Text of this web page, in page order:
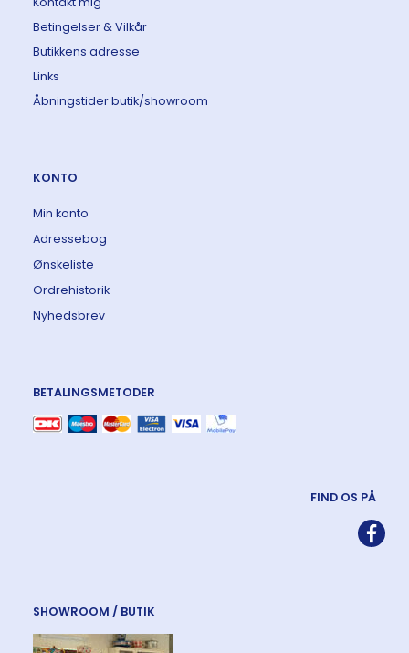
Betingelser & Vilkår
Butikkens adresse
Links
Åbningstider butik/showroom
KONTO
Min konto
Adressebog
Ønskeliste
Ordrehistorik
Nyhedsbrev
BETALINGSMETODER
FIND OS PÅ
SHOWROOM / BUTIK